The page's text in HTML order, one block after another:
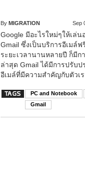
ByMIGRATION Sep
Google มีอะไรใหม่ๆให้เล่
Gmail ซึ่งเป็นบริการอีเมล์
ระยะเวลานานหลายปี ก็มีก
ล่าสุด Gmail ได้มีการปรับป
อีเมล์ที่มีความสำคัญกับตัวเ
PC and Notebook
Gmail